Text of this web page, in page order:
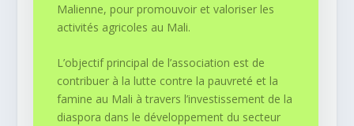
Malienne, pour promouvoir et valoriser les
activités agricoles au Mali.
L’objectif principal de l’association est de
contribuer à la lutte contre la pauvreté et la
famine au Mali à travers l’investissement de la
diaspora dans le développement du secteur